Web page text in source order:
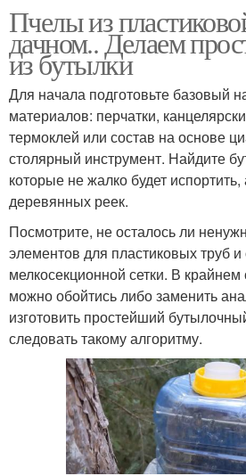
Пчелы из
дачном.. Делаем
из бутылки
Для начала подготовьте базовый
материалов: перчатки,
термоклей или состав на основе
столярный инструмент. Найдите
которые не жалко будет
деревянных реек.
Посмотрите, не осталось ли
элементов для пластиковых труб и
мелкосекционной сетки. В крайнем
можно обойтись либо заменить
изготовить простейший
следовать такому алгоритму.